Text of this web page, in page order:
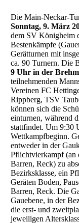
Die Main-Neckar-
Sonntag, 9. März
dem SV Königheim
Bestenkämpfe
Gerätturnen mit
ca. 90 Turnern. Die
9 Uhr in der
teilnehmenden
Vereinen FC
Rippberg, TSV
können sich die
einturnen, während
stattfindet. Um 9:30
Wettkampfbeginn.
entweder in der
Pflichtvierkampf (an
Barren, Reck) zu
Bezirksklasse, ein
Geräten Boden,
Barren, Reck. Die
Gauebene, in der
die erst- und
jeweiligen